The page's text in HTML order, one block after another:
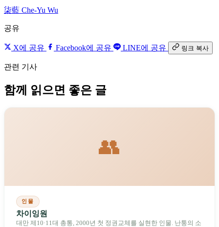
柒藍 Che-Yu Wu
공유
X에 공유 Facebook에 공유 LINE에 공유 링크 복사
관련 기사
함께 읽으면 좋은 글
👥
인물
차이잉원
대만 제10·11대 총통, 2000년 첫 정권교체를 실현한 인물. 난퉁의 소